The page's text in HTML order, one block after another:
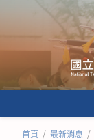
內
首頁 / 最新消息 /